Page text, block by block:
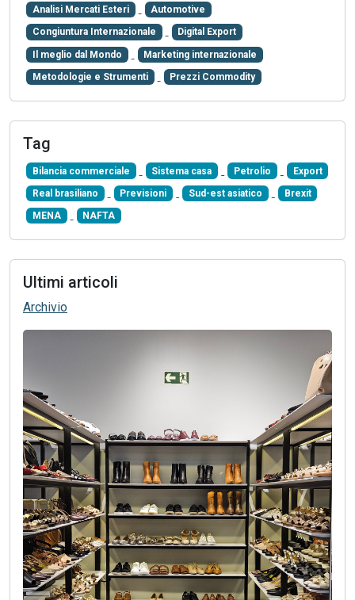
Analisi Mercati Esteri Automotive
Congiuntura Internazionale Digital Export
Il meglio dal Mondo Marketing internazionale
Metodologie e Strumenti Prezzi Commodity
Tag
Bilancia commerciale Sistema casa Petrolio Export
Real brasiliano Previsioni Sud-est asiatico Brexit
MENA NAFTA
Ultimi articoli
Archivio